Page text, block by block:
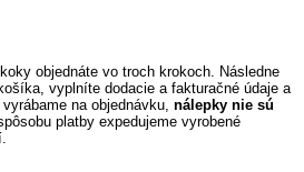
objednáte vo troch krokoch. Následne
vyplníte dodacie a fakturačné údaje a
na objednávku, nálepky nie sú
platby expedujeme vyrobené